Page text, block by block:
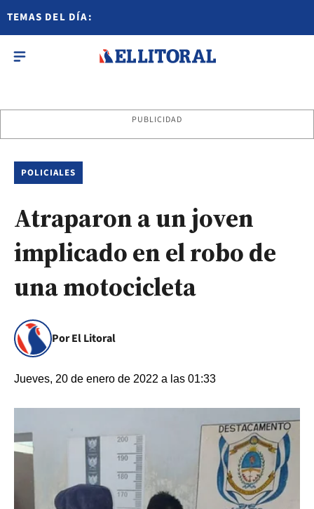
TEMAS DEL DÍA:
PUBLICIDAD
POLICIALES
Atraparon a un joven
implicado en el robo de
una motocicleta
Por El Litoral
Jueves, 20 de enero de 2022 a las 01:33